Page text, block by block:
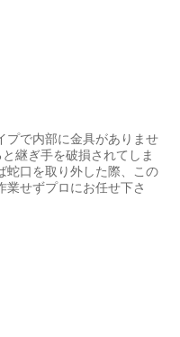
プで内部に金具がありませ
継ぎ手を破損されてしま
蛇口を取り外した際、この
業せずプロにお任せ下さ